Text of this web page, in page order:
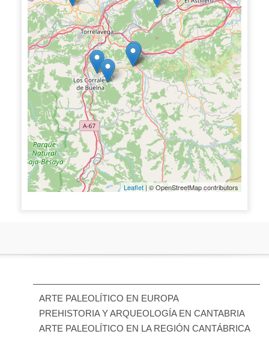
Leaflet | © OpenStreetMap contributors
ARTE PALEOLÍTICO EN EUROPA
PREHISTORIA Y ARQUEOLOGÍA EN CANTABRIA
ARTE PALEOLÍTICO EN LA REGIÓN CANTÁBRICA